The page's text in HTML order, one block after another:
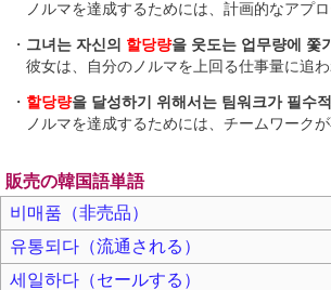
ノルマを達成するためには、計画的なアプロ
・ 그녀는 자신의 할당량을 웃도는 업무량에 쫓
彼女は、自分のノルマを上回る仕事量に追わ
・ 할당량을 달성하기 위해서는 팀워크가 필수
ノルマを達成するためには、チームワークが
販売の韓国語単語
비매품（非売品）
유통되다（流通される）
세일하다（セールする）